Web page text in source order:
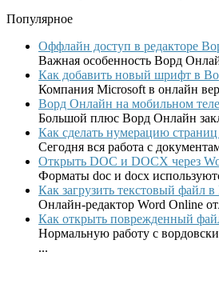
Популярное
Оффлайн доступ в редакторе
Важная особенность Ворд
Как добавить новый шрифт в
Компания Microsoft в онлайн
Ворд Онлайн на мобильном
Большой плюс Ворд Онлайн
Как сделать нумерацию
Сегодня вся работа с
Открыть DOC и DOCX через
Форматы doc и docx
Как загрузить текстовый файл
Онлайн-редактор Word Online
Как открыть поврежденный
Нормальную работу с
...